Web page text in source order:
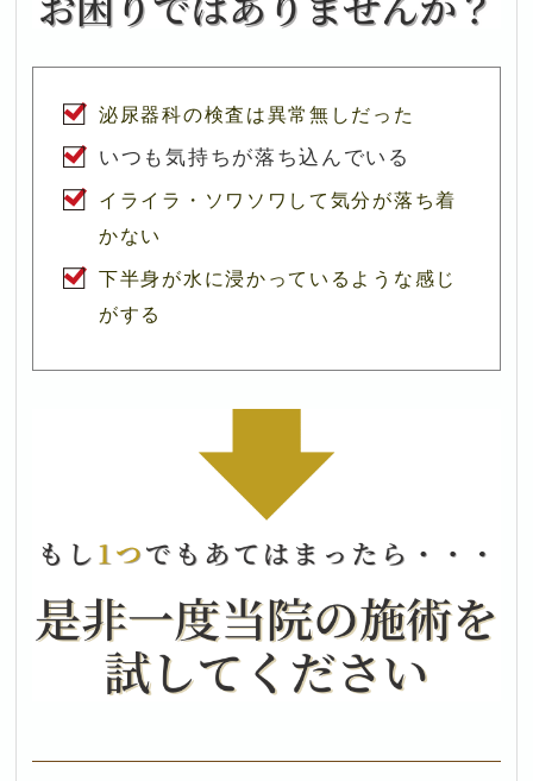
泌尿器科の検査は異常無しだった
いつも気持ちが落ち込んでいる
イライラ・ソワソワして気分が落ち着
かない
下半身が水に浸かっているような感じ
がする